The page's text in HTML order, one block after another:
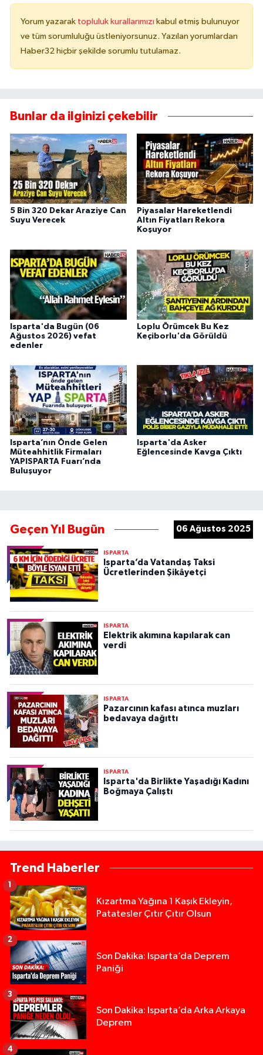
Yorum yazarak topluluk kurallarımızı kabul etmiş bulunuyor
ve tüm sorumluluğu üstleniyorsunuz. Yazılan yorumlardan
Haber32 hiçbir şekilde sorumlu tutulamaz.
Bunlar da ilginizi çekebilir
5 Bin 320 Dekar Araziye Can
Suyu Verecek
Piyasalar Hareketlendi
Altın Fiyatları Rekora
Koşuyor
Isparta'da Bugün (06
Ağustos 2026) vefat
edenler
Loplu Örümcek Bu Kez
Keçiborlu'da Görüldü
Isparta’nın Önde Gelen
Müteahhitlik Firmaları
YAPISPARTA Fuarı’nda
Buluşuyor
Isparta'da Asker
Eğlencesinde Kavga Çıktı
Geçen Yıl Bugün 06 Ağustos 2025
ISPARTA
Isparta’da Vatandaş Taksi
Ücretlerinden Şikâyetçi
ISPARTA
Elektrik akımına kapılarak can
verdi
ISPARTA
Pazarcının kafası atınca muzları
bedavaya dağıttı
ISPARTA
Isparta'da Birlikte Yaşadığı Kadını
Boğmaya Çalıştı
Trend Haberler
Kızartma Yağına 1 Kaşık Ekleyin,
Patatesler Çıtır Çıtır Olsun
1
Son Dakika: Isparta’da Deprem
Paniği
2
Son Dakika: Isparta’da Arka Arkaya
Deprem
3
4